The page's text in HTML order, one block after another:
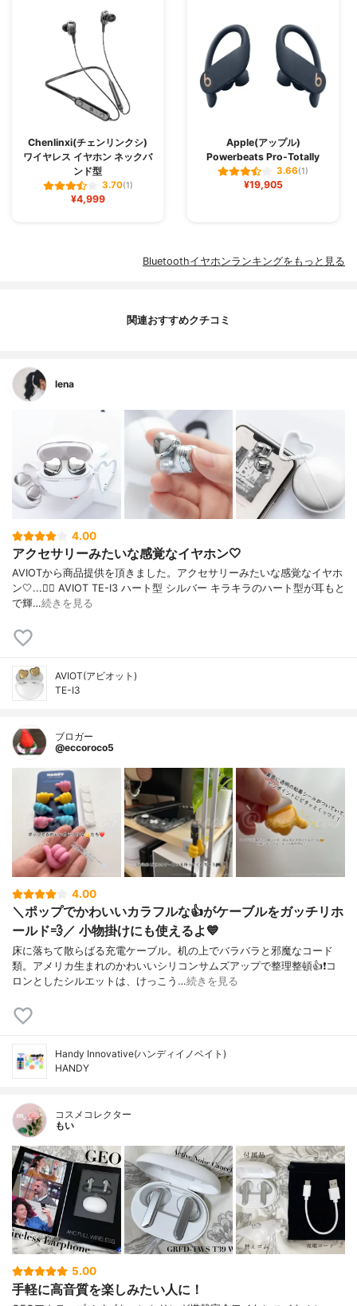
Chenlinxi(チェンリンクシ)
ワイヤレス イヤホン ネックバ
ンド型
3.70(1)
¥4,999
Apple(アップル)
Powerbeats Pro-Totally
3.66(1)
¥19,905
Bluetoothイヤホンランキングをもっと見る
関連おすすめクチコミ
lena
4.00
アクセサリーみたいな感覚なイヤホン🤍
AVIOTから商品提供を頂きました。アクセサリーみたいな感覚なイヤホ
ン🤍...👉🏻 AVIOT TE-I3 ハート型 シルバー キラキラのハート型が耳もと
で輝…続きを見る
AVIOT(アビオット)
TE-I3
ブロガー
@eccoroco5
4.00
＼ポップでかわいいカラフルな👍がケーブルをガッチリホ
ールド💨／ 小物掛けにも使えるよ💙
床に落ちて散らばる充電ケーブル。机の上でバラバラと邪魔なコード
類。アメリカ生まれのかわいいシリコンサムズアップで整理整頓👍❗️コ
ロンとしたシルエットは、けっこう…続きを見る
Handy Innovative(ハンディイノベイト)
HANDY
コスメコレクター
もい
5.00
手軽に高音質を楽しみたい人に！